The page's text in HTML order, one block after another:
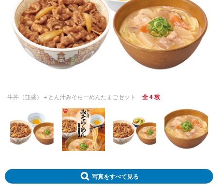
牛丼（並盛）＋とん汁みそらーめんたまごセット 全 4 枚
写真をすべて見る